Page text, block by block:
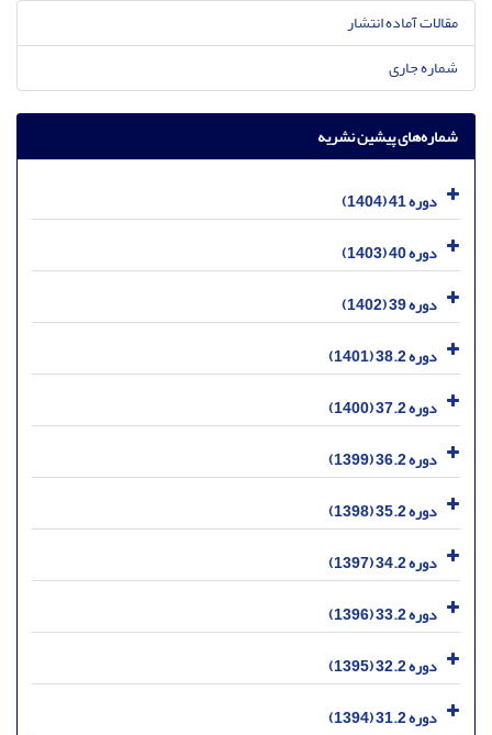
مقالات آماده انتشار
شماره جاری
شماره‌های پیشین نشریه
دوره 41 (1404)
دوره 40 (1403)
دوره 39 (1402)
دوره 38.2 (1401)
دوره 37.2 (1400)
دوره 36.2 (1399)
دوره 35.2 (1398)
دوره 34.2 (1397)
دوره 33.2 (1396)
دوره 32.2 (1395)
دوره 31.2 (1394)